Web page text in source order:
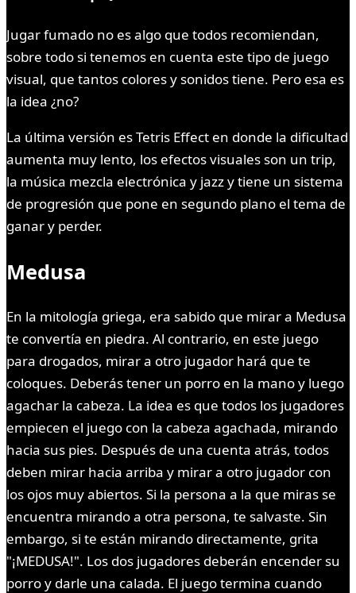
Jugar fumado no es algo que todos recomiendan,
sobre todo si tenemos en cuenta este tipo de juego
visual, que tantos colores y sonidos tiene. Pero esa es
la idea ¿no?
La última versión es Tetris Effect en donde la dificultad
aumenta muy lento, los efectos visuales son un trip,
la música mezcla electrónica y jazz y tiene un sistema
de progresión que pone en segundo plano el tema de
ganar y perder.
Medusa
En la mitología griega, era sabido que mirar a Medusa
te convertía en piedra. Al contrario, en este juego
para drogados, mirar a otro jugador hará que te
coloques. Deberás tener un porro en la mano y luego
agachar la cabeza. La idea es que todos los jugadores
empiecen el juego con la cabeza agachada, mirando
hacia sus pies. Después de una cuenta atrás, todos
deben mirar hacia arriba y mirar a otro jugador con
los ojos muy abiertos. Si la persona a la que miras se
encuentra mirando a otra persona, te salvaste. Sin
embargo, si te están mirando directamente, grita
"¡MEDUSA!". Los dos jugadores deberán encender su
porro y darle una calada. El juego termina cuando